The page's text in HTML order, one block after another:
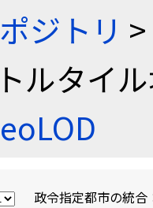
ジトリ >
ルタイ
政令指定都市の統